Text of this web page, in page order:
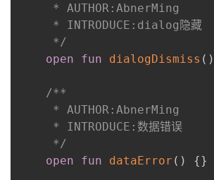
     * AUTHOR:AbnerMing
     * INTRODUCE:dialog隐藏
     */
open
fun dialogDismiss ( )
/**
     * AUTHOR:AbnerMing
     * INTRODUCE:数据错误
     */
open
fun dataError ( ) {}